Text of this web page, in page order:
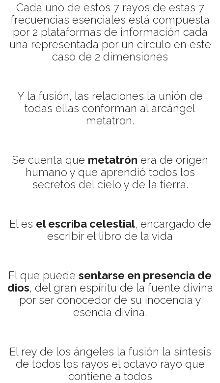
Cada uno de estos 7 rayos de estas 7
frecuencias esenciales está compuesta
por 2 plataformas de información cada
una representada por un círculo en este
caso de 2 dimensiones
Y la fusión, las relaciones la unión de
todas ellas conforman al arcángel
metatron.
Se cuenta que metatrón era de origen
humano y que aprendió todos los
secretos del cielo y de la tierra.
El es el escriba celestial, encargado de
escribir el libro de la vida
El que puede sentarse en presencia de
dios, del gran espíritu de la fuente divina
por ser conocedor de su inocencia y
esencia divina.
El rey de los ángeles la fusión la síntesis
de todos los rayos el octavo rayo que
contiene a todos